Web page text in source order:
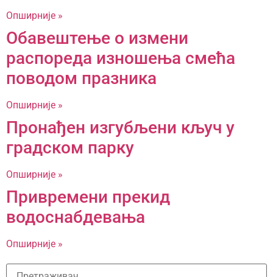
Опширније »
Обавештење о измени
распореда изношења смећа
поводом празника
Опширније »
Пронађен изгубљени кључ у
градском парку
Опширније »
Привремени прекид
водоснабдевања
Опширније »